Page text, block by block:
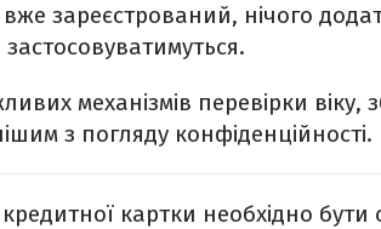
зареєстрований, нічого
механізмів перевірки віку,
з погляду конфіденційності.
картки необхідно